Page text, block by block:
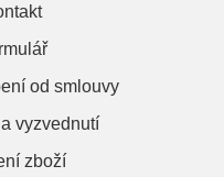
od smlouvy
vyzvednutí
zboží